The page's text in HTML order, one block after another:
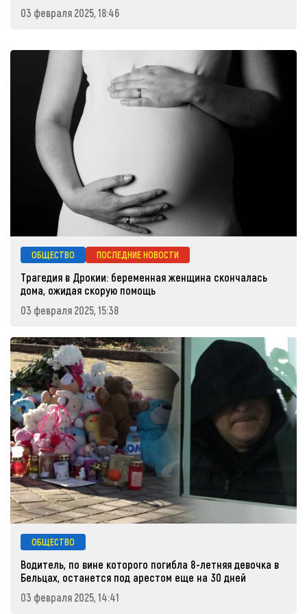
03 февраля 2025, 18:46
ОБЩЕСТВО ПОСЛЕДНИЕ НОВОСТИ
Трагедия в Дрокии: беременная женщина скончалась
дома, ожидая скорую помощь
03 февраля 2025, 15:38
ОБЩЕСТВО
Водитель, по вине которого погибла 8-летняя девочка в
Бельцах, останется под арестом еще на 30 дней
03 февраля 2025, 14:41